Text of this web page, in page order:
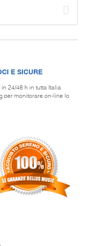
E SICURE
24/48 h in tutta Italia
per monitorare on-line lo